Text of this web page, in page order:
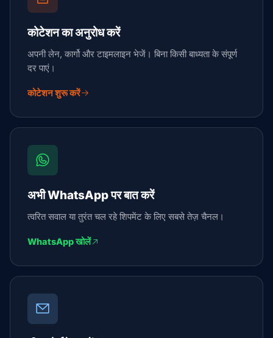
कोटेशन का अनुरोध करें
अपनी लेन, कार्गो और टाइमलाइन भेजें। बिना किसी बाध्यता के संपूर्ण
दर पाएं।
कोटेशन शुरू करें
अभी WhatsApp पर बात करें
त्वरित सवाल या तुरंत चल रहे शिपमेंट के लिए सबसे तेज़ चैनल।
WhatsApp खोलें